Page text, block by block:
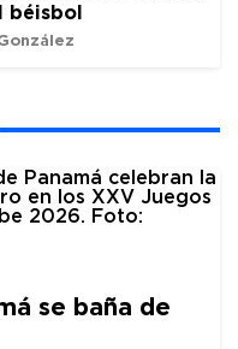
béisbol
se baña de